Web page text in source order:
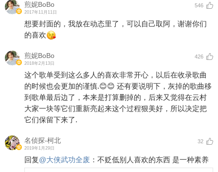
煎妮BoBo
2017年11月11日
546
想要封面的，我放在动态里了，可以自己取阿，谢谢你们
的喜欢
煎妮BoBo
2018年2月13日
426
这个歌单受到这么多人的喜欢非常开心，以后在收录歌曲
的时候也会更加的谨慎.😊😊 还有要说明下，灰掉的歌曲移
到歌单最后边了，本来是打算删掉的，后来又觉得在云村
大家一块等它们重新亮起来这个过程狠美好，所以决定把
它们保留下来了.
名侦探-柯北
2019年1月29日
32
回复@大侠武功全废 ： 不贬低别人喜欢的东西 是一种素养